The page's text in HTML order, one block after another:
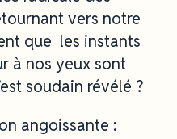
vers notre
que les instants
à nos yeux sont
soudain révélé ?
angoissante :